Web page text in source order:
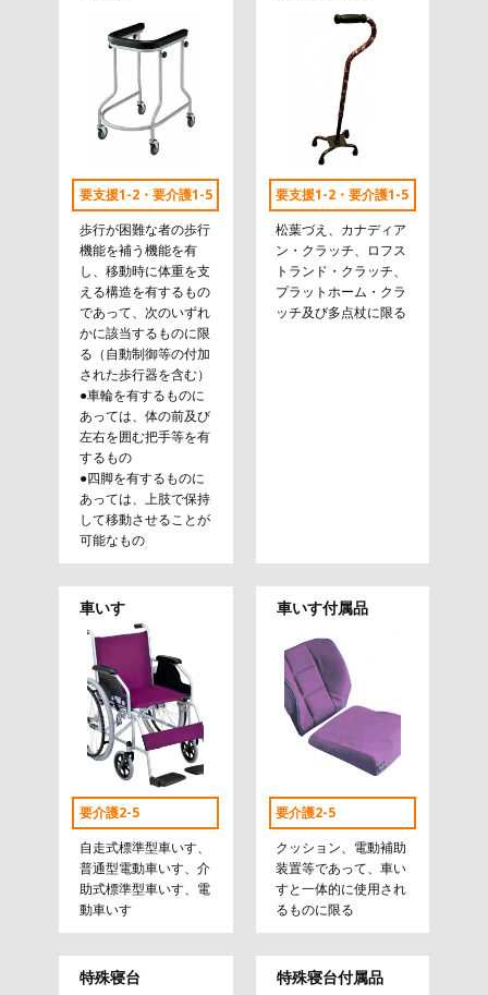
要支援1-2・要介護1-5
歩行が困難な者の歩行
機能を補う機能を有
し、移動時に体重を支
える構造を有するもの
であって、次のいずれ
かに該当するものに限
る（自動制御等の付加
された歩行器を含む）
●車輪を有するものに
あっては、体の前及び
左右を囲む把手等を有
するもの
●四脚を有するものに
あっては、上肢で保持
して移動させることが
可能なもの
要支援1-2・要介護1-5
松葉づえ、カナディア
ン・クラッチ、ロフス
トランド・クラッチ、
プラットホーム・クラ
ッチ及び多点杖に限る
車いす
要介護2-5
自走式標準型車いす、
普通型電動車いす、介
助式標準型車いす、電
動車いす
車いす付属品
要介護2-5
クッション、電動補助
装置等であって、車い
すと一体的に使用され
るものに限る
特殊寝台 特殊寝台付属品